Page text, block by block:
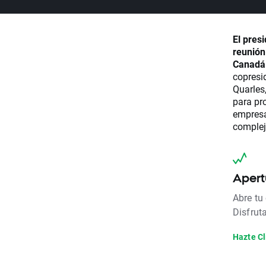
El
para
Abre
Hazte